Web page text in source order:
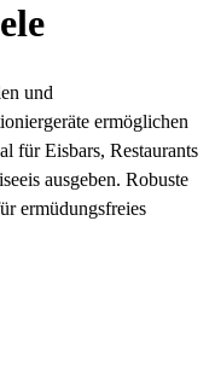
und
ermöglichen
für Eisbars, Restaurants
ausgeben. Robuste
ermüdungsfreies